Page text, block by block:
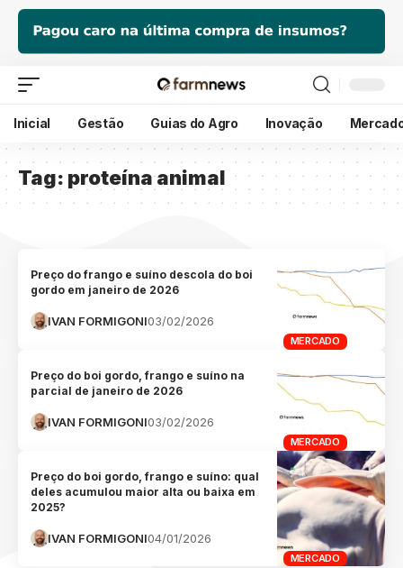
Inicial Gestão Guias do Agro Inovação
Tag: proteína animal
MERCADO
Preço do frango e suíno descola do boi
gordo em janeiro de 2026
IVAN FORMIGONI03/02/2026
MERCADO
Preço do boi gordo, frango e suíno na
parcial de janeiro de 2026
IVAN FORMIGONI03/02/2026
MERCADO
Preço do boi gordo, frango e suíno: qual
deles acumulou maior alta ou baixa em
2025?
IVAN FORMIGONI04/01/2026